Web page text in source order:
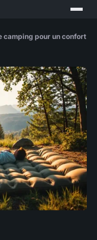
camping pour un confort